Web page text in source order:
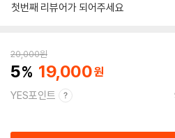
첫번째 리뷰어가 되어주세요
20,000원
5 19,000
YES포인트